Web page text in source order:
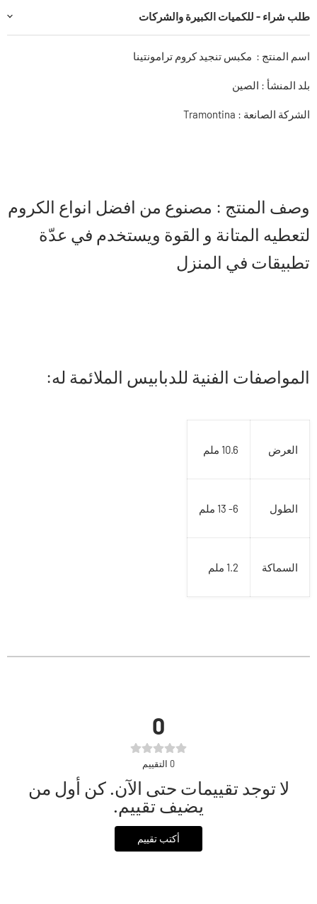
طلب شراء - للكميات الكبيرة والشركات
اسم المنتج : مكبس تنجيد كروم ترامونتينا
بلد المنشأ : الصين
الشركة الصانعة : Tramontina
وصف المنتج : مصنوع من افضل انواع الكروم
لتعطيه المتانة و القوة ويستخدم في عدّة
تطبيقات في المنزل
المواصفات الفنية للدبابيس الملائمة له:
العرض 10.6 ملم
الطول 6- 13 ملم
السماكة 1.2 ملم
0
0 التقييم
لا توجد تقييمات حتى الآن. كن أول من
يضيف تقييم.
أكتب تقييم